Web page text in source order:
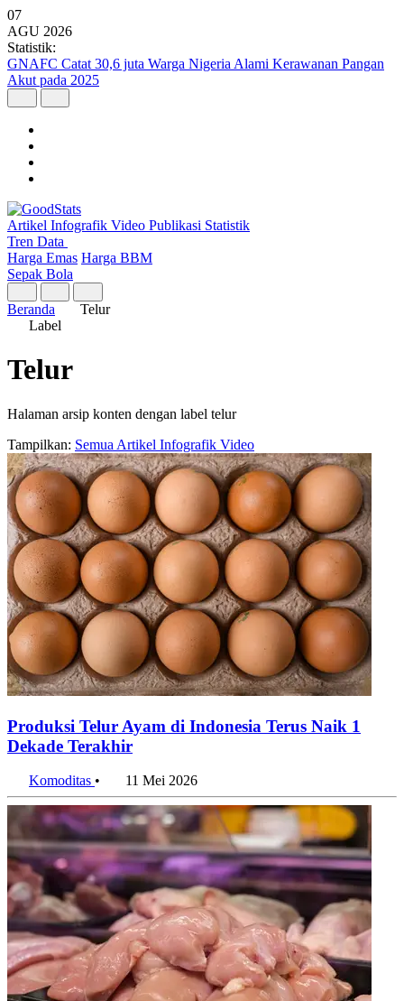
07
AGU 2026
Statistik:
GNAFC Catat 30,6 juta Warga Nigeria Alami Kerawanan Pangan
Akut pada 2025
Artikel Infografik Video Publikasi Statistik
Tren Data
Harga Emas Harga BBM
Sepak Bola
Beranda
Telur
Label
Telur
Halaman arsip konten dengan label telur
Tampilkan: Semua Artikel Infografik Video
Produksi Telur Ayam di Indonesia Terus Naik 1
Dekade Terakhir
Komoditas • 11 Mei 2026